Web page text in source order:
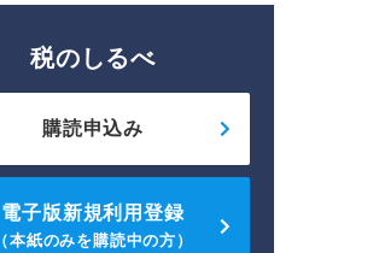
税のしるべ
購読申込み
電子版新規利用登録
（本紙のみを購読中の方）